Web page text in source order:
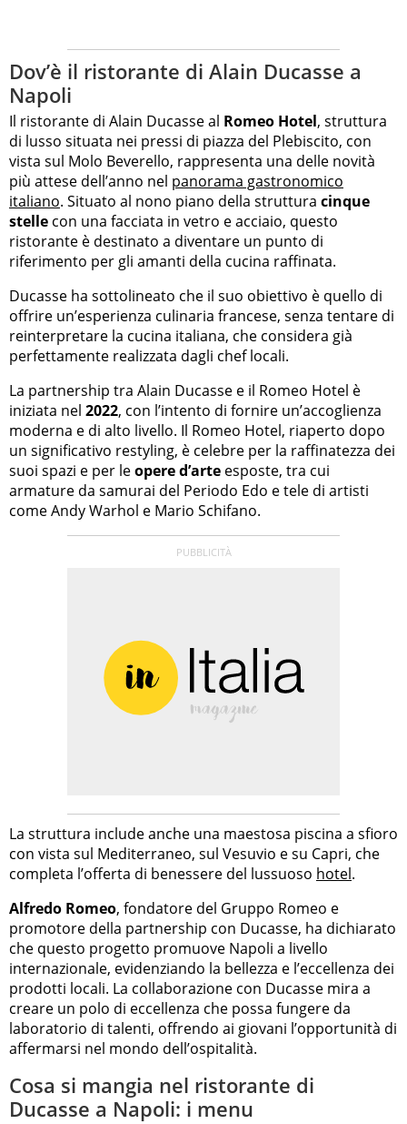
Dov’è il ristorante di Alain Ducasse a
Napoli
Il ristorante di Alain Ducasse al Romeo Hotel, struttura
di lusso situata nei pressi di piazza del Plebiscito, con
vista sul Molo Beverello, rappresenta una delle novità
più attese dell’anno nel panorama gastronomico
italiano. Situato al nono piano della struttura cinque
stelle con una facciata in vetro e acciaio, questo
ristorante è destinato a diventare un punto di
riferimento per gli amanti della cucina raffinata.
Ducasse ha sottolineato che il suo obiettivo è quello di
offrire un’esperienza culinaria francese, senza tentare di
reinterpretare la cucina italiana, che considera già
perfettamente realizzata dagli chef locali.
La partnership tra Alain Ducasse e il Romeo Hotel è
iniziata nel 2022, con l’intento di fornire un’accoglienza
moderna e di alto livello. Il Romeo Hotel, riaperto dopo
un significativo restyling, è celebre per la raffinatezza dei
suoi spazi e per leopere d’arte esposte, tra cui
armature da samurai del Periodo Edo e tele di artisti
come Andy Warhol e Mario Schifano.
La struttura include anche una maestosa piscina a sfioro
con vista sul Mediterraneo, sul Vesuvio e su Capri, che
completa l’offerta di benessere del lussuoso hotel.
Alfredo Romeo, fondatore del Gruppo Romeo e
promotore della partnership con Ducasse, ha dichiarato
che questo progetto promuove Napoli a livello
internazionale, evidenziando la bellezza e l’eccellenza dei
prodotti locali. La collaborazione con Ducasse mira a
creare un polo di eccellenza che possa fungere da
laboratorio di talenti, offrendo ai giovani l’opportunità di
affermarsi nel mondo dell’ospitalità.
Cosa si mangia nel ristorante di
Ducasse a Napoli: i menu